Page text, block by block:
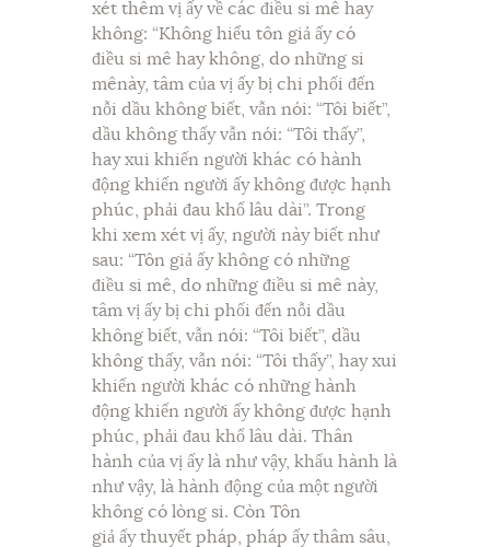
xét thêm vị ấy về các điều si mê hay
không: “Không hiểu tôn giả ấy có
điều si mê hay không, do những si
mênày, tâm của vị ấy bị chi phối đến
nỗi dầu không biết, vẫn nói: “Tôi biết”,
dầu không thấy vẫn nói: “Tôi thấy”,
hay xui khiến người khác có hành
động khiến người ấy không được hạnh
phúc, phải đau khổ lâu dài”. Trong
khi xem xét vị ấy, người này biết như
sau: “Tôn giả ấy không có những
điều si mê, do những điều si mê này,
tâm vị ấy bị chi phối đến nỗi dầu
không biết, vẫn nói: “Tôi biết”, dầu
không thấy, vẫn nói: “Tôi thấy”, hay xui
khiến người khác có những hành
động khiến người ấy không được hạnh
phúc, phải đau khổ lâu dài. Thân
hành của vị ấy là như vậy, khẩu hành là
như vậy, là hành động của một người
không có lòng si. Còn Tôn
giả ấy thuyết pháp, pháp ấy thâm sâu,